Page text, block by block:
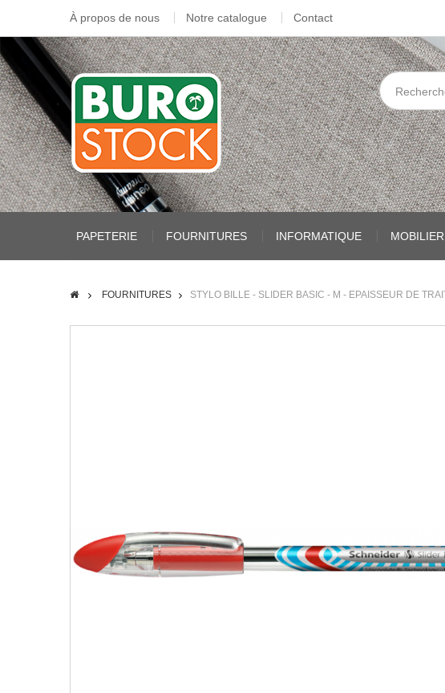
À propos de nous Notre catalogue Contact
PAPETERIE FOURNITURES INFORMATIQUE MOBILIER
FOURNITURES STYLO BILLE - SLIDER BASIC - M - EPAISSEUR DE